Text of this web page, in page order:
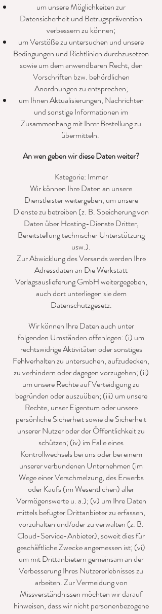
um unsere Möglichkeiten zur
Datensicherheit und Betrugsprävention
verbessern zu können;
um Verstöße zu untersuchen und unsere
Bedingungen und Richtlinien durchzusetzen
sowie um dem anwendbaren Recht, den
Vorschriften bzw. behördlichen
Anordnungen zu entsprechen;
um Ihnen Aktualisierungen, Nachrichten
und sonstige Informationen im
Zusammenhang mit Ihrer Bestellung zu
übermitteln.
An wen geben wir diese Daten weiter?
Kategorie: Immer
Wir können Ihre Daten an unsere
Dienstleister weitergeben, um unsere
Dienste zu betreiben (z. B. Speicherung von
Daten über Hosting-Dienste Dritter,
Bereitstellung technischer Unterstützung
usw.).
Zur Abwicklung des Versands werden Ihre
Adressdaten an Die Werkstatt
Verlagsauslieferung GmbH weitergegeben,
auch dort unterliegen sie dem
Datenschutzgesetz.
Wir können Ihre Daten auch unter
folgenden Umständen offenlegen: (i) um
rechtswidrige Aktivitäten oder sonstiges
Fehlverhalten zu untersuchen, aufzudecken,
zu verhindern oder dagegen vorzugehen; (ii)
um unsere Rechte auf Verteidigung zu
begründen oder auszuüben; (iii) um unsere
Rechte, unser Eigentum oder unsere
persönliche Sicherheit sowie die Sicherheit
unserer Nutzer oder der Öffentlichkeit zu
schützen; (iv) im Falle eines
Kontrollwechsels bei uns oder bei einem
unserer verbundenen Unternehmen (im
Wege einer Verschmelzung, des Erwerbs
oder Kaufs (im Wesentlichen) aller
Vermögenswerte u. a.); (v) um Ihre Daten
mittels befugter Drittanbieter zu erfassen,
vorzuhalten und/oder zu verwalten (z. B.
Cloud-Service-Anbieter), soweit dies für
geschäftliche Zwecke angemessen ist; (vi)
um mit Drittanbietern gemeinsam an der
Verbesserung Ihres Nutzererlebnisses zu
arbeiten. Zur Vermeidung von
Missverständnissen möchten wir darauf
hinweisen, dass wir nicht personenbezogene